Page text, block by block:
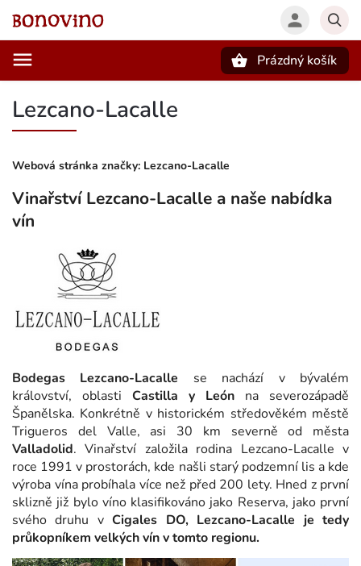
Prázdný košík
Lezcano-Lacalle
Webová stránka značky: Lezcano-Lacalle
Vinařství Lezcano-Lacalle a naše nabídka
vín
Bodegas Lezcano-Lacalle se nachází v bývalém
království, oblasti Castilla y León na severozápadě
Španělska. Konkrétně v historickém středověkém městě
Trigueros del Valle, asi 30 km severně od města
Valladolid. Vinařství založila rodina Lezcano-Lacalle v
roce 1991 v prostorách, kde našli starý podzemní lis a kde
výroba vína probíhala více než před 200 lety. Hned z první
sklizně již bylo víno klasifikováno jako Reserva, jako první
svého druhu vCigales DO, Lezcano-Lacalle je tedy
průkopníkem velkých vín v tomto regionu.